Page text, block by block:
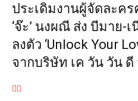
ประเดิมงานผู้จัดละค
‘จ๊ะ’ นงผณี ส่ง บีมาย-
ลงตัว ‘Unlock Your
จากบริษัท เค วัน วัน ดี